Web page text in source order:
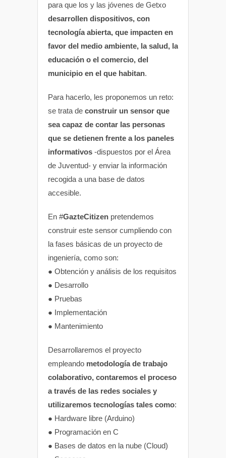
para que los y las jóvenes de Getxo
desarrollen dispositivos, con
tecnología abierta, que impacten en
favor del medio ambiente, la salud, la
educación o el comercio, del
municipio en el que habitan.
Para hacerlo, les proponemos un reto:
se trata de construir un sensor que
sea capaz de contar las personas
que se detienen frente a los paneles
informativos -dispuestos por el Área
de Juventud- y enviar la información
recogida a una base de datos
accesible.
En #GazteCitizen pretendemos
construir este sensor cumpliendo con
la fases básicas de un proyecto de
ingeniería, como son:
● Obtención y análisis de los requisitos
● Desarrollo
● Pruebas
● Implementación
● Mantenimiento
Desarrollaremos el proyecto
empleando metodología de trabajo
colaborativo, contaremos el proceso
a través de las redes sociales y
utilizaremos tecnologías tales como:
● Hardware libre (Arduino)
● Programación en C
● Bases de datos en la nube (Cloud)